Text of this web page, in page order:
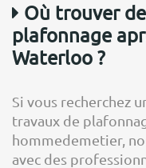
Où trouver
plafonnage
Waterloo ?
Si vous recherchez
travaux de
hommedemetier,
avec des